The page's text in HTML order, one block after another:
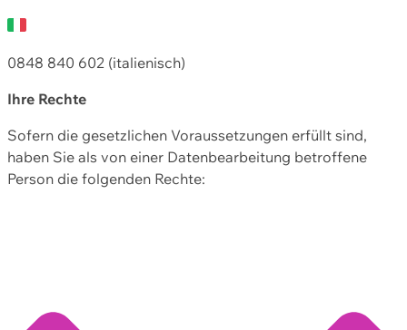
0848 840 602 (italienisch)
Ihre Rechte
Sofern die gesetzlichen Voraussetzungen erfüllt sind,
haben Sie als von einer Datenbearbeitung betroffene
Person die folgenden Rechte: